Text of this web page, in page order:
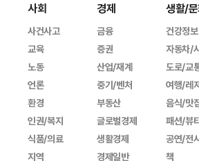
사회
사건사고
교육
노동
언론
환경
인권/복지
식품/의료
지역
경제
금융
증권
산업/재계
중기/벤처
부동산
글로벌경제
생활경제
경제일반
생활/
건강정보
자동차/
도로/교
여행/레
음식/맛
패션/뷰
공연/전
책